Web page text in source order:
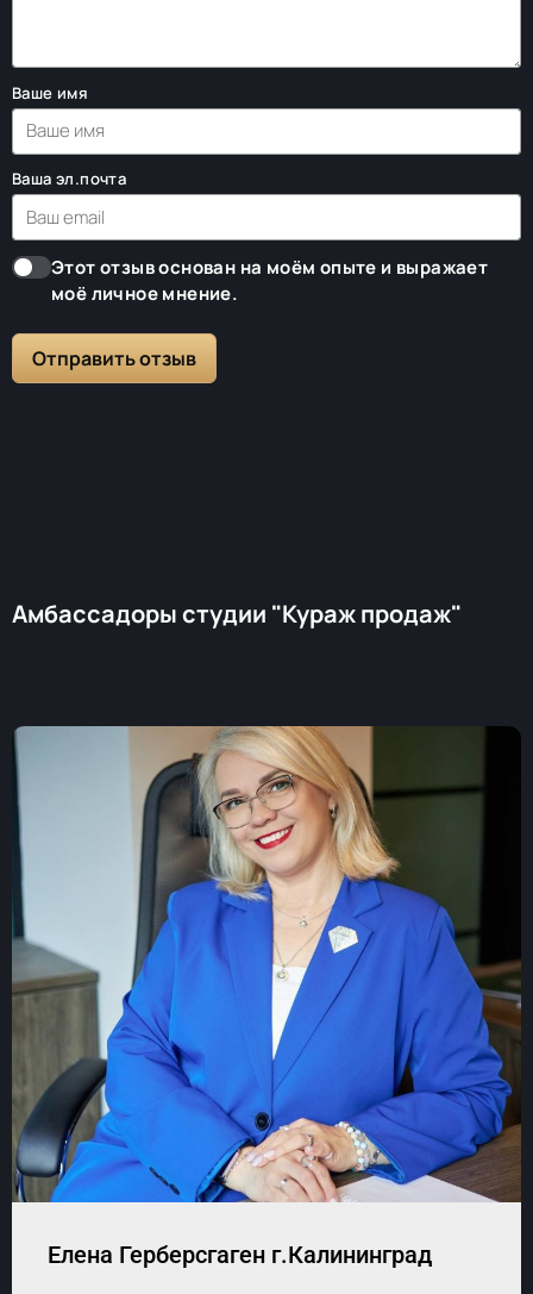
Ваше имя
Ваша эл.почта
Этот отзыв основан на моём опыте и выражает
моё личное мнение.
Отправить отзыв
Амбассадоры студии "Кураж продаж"
Елена Герберсгаген г.Калининград